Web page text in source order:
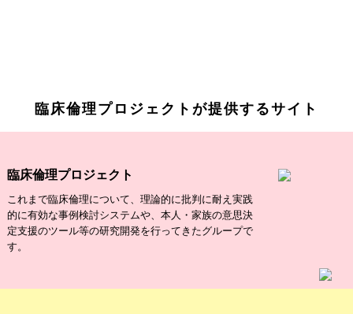
臨床倫理プロジェクトが提供するサイト
臨床倫理プロジェクト
これまで臨床倫理について、理論的に批判に耐え実践
的に有効な事例検討システムや、本人・家族の意思決
定支援のツール等の研究開発を行ってきたグループで
す。